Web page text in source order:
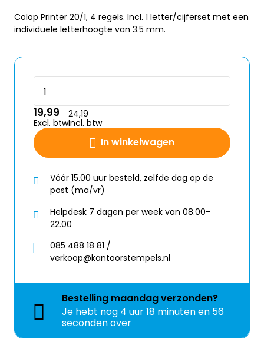
Colop Printer 20/1, 4 regels. Incl. 1 letter/cijferset met een
individuele letterhoogte van 3.5 mm.
In winkelwagen
19,99
Excl. btw
24,19
Incl. btw
Vóór 15.00 uur besteld, zelfde dag op de
post (ma/vr)
Helpdesk 7 dagen per week van 08.00-
22.00
085 488 18 81 /
verkoop@kantoorstempels.nl
Bestelling maandagverzonden?
Je hebt nog 4 uur 18 minuten en 56
seconden over